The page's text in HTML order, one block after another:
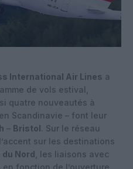
International Air Lines a
de vols estival,
quatre nouveautés à
Scandinavie – font leur
– Bristol. Sur le réseau
sur les destinations
Nord , les liaisons avec
fonction de l’ouverture